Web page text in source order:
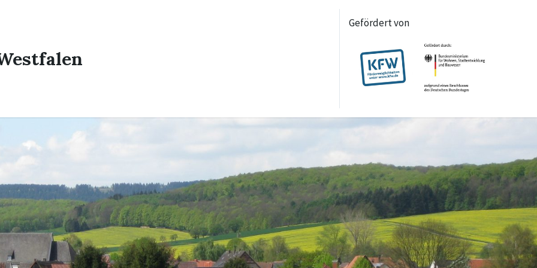
Gefördert von